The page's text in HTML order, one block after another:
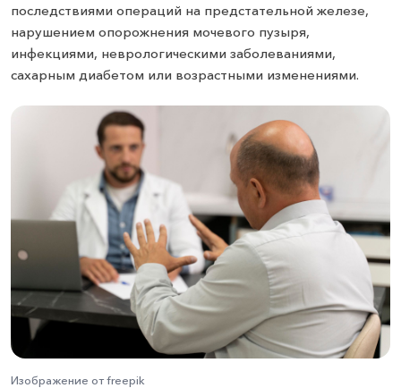
последствиями операций на предстательной железе,
нарушением опорожнения мочевого пузыря,
инфекциями, неврологическими заболеваниями,
сахарным диабетом или возрастными изменениями.
Изображение от freepik